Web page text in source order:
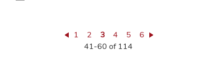
1 2 3 4 5
6
41-60 of 114